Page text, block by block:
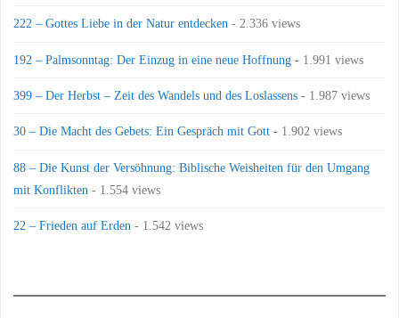
222 – Gottes Liebe in der Natur entdecken - 2.336 views
192 – Palmsonntag: Der Einzug in eine neue Hoffnung - 1.991 views
399 – Der Herbst – Zeit des Wandels und des Loslassens - 1.987 views
30 – Die Macht des Gebets: Ein Gespräch mit Gott - 1.902 views
88 – Die Kunst der Versöhnung: Biblische Weisheiten für den Umgang
mit Konflikten - 1.554 views
22 – Frieden auf Erden - 1.542 views